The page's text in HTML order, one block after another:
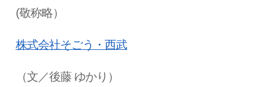
(敬称略）
株式会社そごう・西武
（文／後藤 ゆかり）